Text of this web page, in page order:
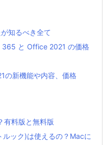
知るべき全て
と Office 2021 の価格
の新機能や内容、価格
有料版と無料版
ック)は使えるの？Macに